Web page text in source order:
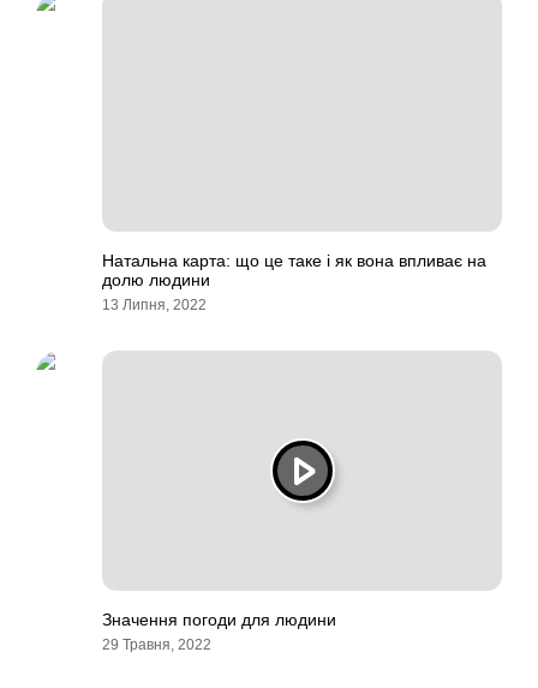
Натальна карта: що це таке і як вона впливає на
долю людини
13 Липня, 2022
Значення погоди для людини
29 Травня, 2022